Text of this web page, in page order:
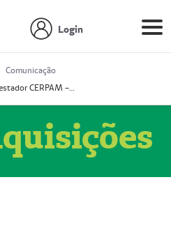
Login
Comunicação
Prestador CERPAM – Centro de Reabilitação S/S Ltda-ME (52004274-8)